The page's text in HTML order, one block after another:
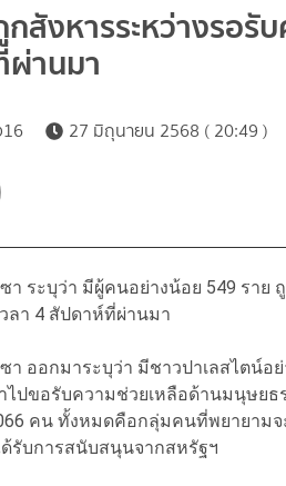
สังหารระหว่างรอ
านมา
27 มิถุนายน 2568 ( 20:49 )
า ระบุว่า มีผู้คนอย่างน้อย 549 ราย
ลา 4 สัปดาห์ที่ผ่านมา
า ออกมาระบุว่า มีชาวปาเลสไตน์อ
ไปขอรับความช่วยเหลือด้านมนุษยธ
คน ทั้งหมดคือกลุ่มคนที่พยายามจ
รับการสนับสนุนจากสหรัฐฯ